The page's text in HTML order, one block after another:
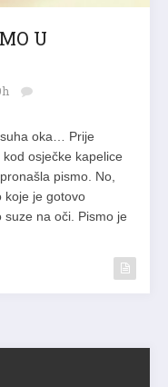
U
oka… Prije
osječke kapelice
pismo. No,
koje je gotovo
na oči. Pismo je